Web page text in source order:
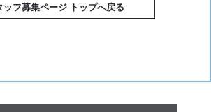
ッフ募集ページ トップへ戻る